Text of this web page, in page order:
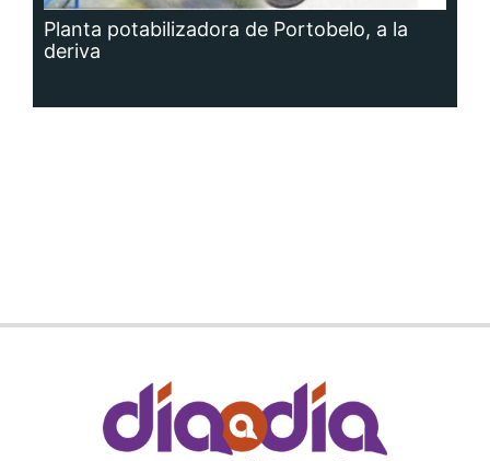
Planta potabilizadora de Portobelo, a la
deriva